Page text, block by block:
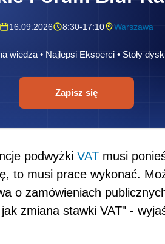
16.09.2026 8:30-17:10 Warszawa
wiedza • Najlepsi Eksperci • Stoły
Zapisz się
podwyżki VAT musi
to musi prace wykonać.
o zamówieniach
zmiana stawki VAT" -